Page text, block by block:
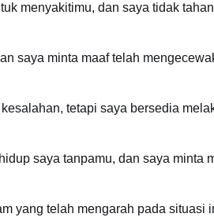
menyakitimu, dan saya tidak
saya minta maaf telah
tetapi saya bersedia
saya tanpamu, dan saya minta
yang telah mengarah pada situasi